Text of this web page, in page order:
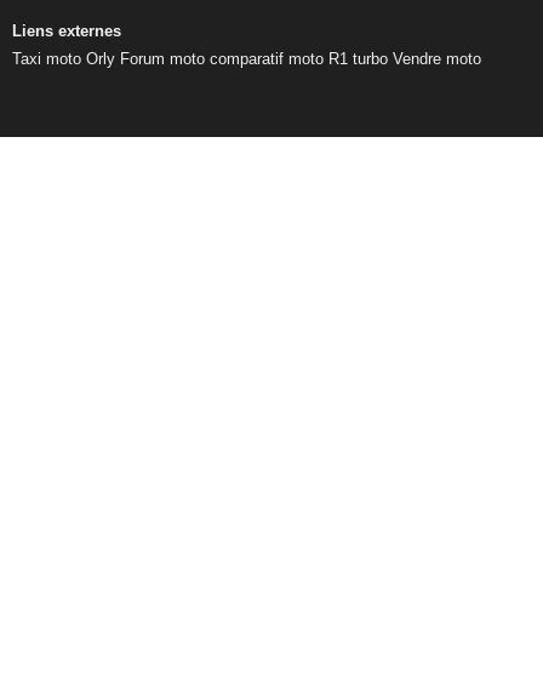
Liens externes
Taxi moto Orly Forum moto comparatif moto R1 turbo Vendre moto